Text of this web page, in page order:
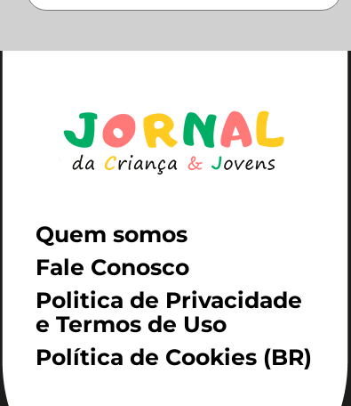
Quem somos
Fale Conosco
Politica de Privacidade
e Termos de Uso
Política de Cookies (BR)